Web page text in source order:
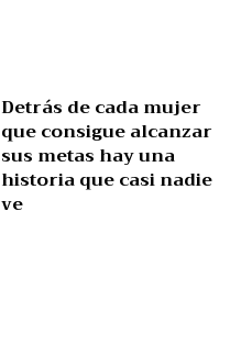
Detrás de cada mujer
que consigue alcanzar
sus metas hay una
historia que casi nadie
ve